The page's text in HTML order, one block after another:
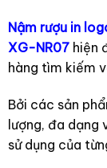
Nậm rượu in
XG-NR07hiện
hàng tìm kiếm
Bởi các sản
lượng, đa dạng
sử dụng của